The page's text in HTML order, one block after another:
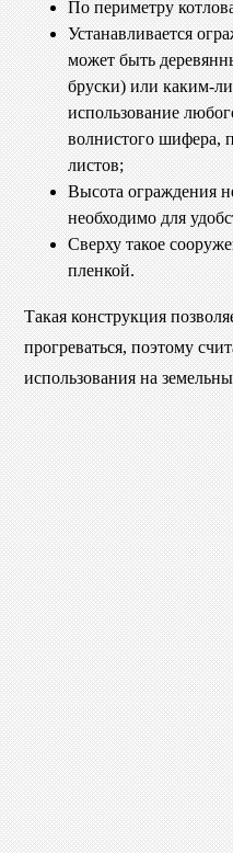
По периметру
Устанавливается
может быть
бруски) или каким-
использование
волнистого шифера,
листов;
Высота ограждения
необходимо для
Сверху такое
пленкой.
Такая конструкция
прогреваться, поэтому
использования на